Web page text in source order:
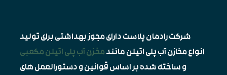
شرکت رادمان پلاست دارای مجوز بهداشتی برای تولید
انواع مخازن آب پلی اتیلن مانندمخزن آب پلی اتیلن مکعبی
و ساخته شده بر اساس قوانین و دستورالعمل های